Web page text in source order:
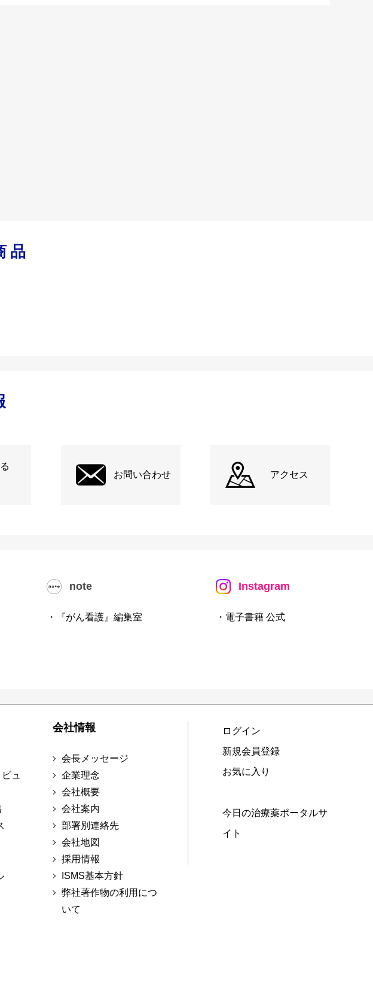
品
お問い合わせ アクセス
note
・『がん看護』編集室
Instagram
・電子書籍 公式
ュ
会社情報
会長メッセージ
企業理念
会社概要
会社案内
部署別連絡先
会社地図
採用情報
ISMS基本方針
弊社著作物の利用につ
いて
ログイン
新規会員登録
お気に入り
今日の治療薬ポータルサ
イト